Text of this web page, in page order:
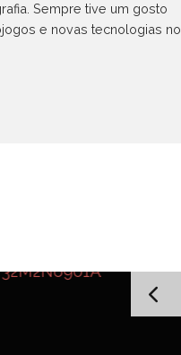
Sempre tive um gosto
e novas tecnologias no